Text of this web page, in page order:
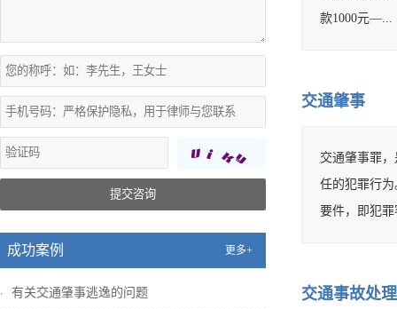
提交咨询
成功案例 更多+
有关交通肇事逃逸的问题
款1000元—...
交通肇事
交通肇事罪
任的犯罪行
要件，即犯
交通事故处理